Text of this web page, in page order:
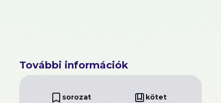
További információk
sorozat
kötet